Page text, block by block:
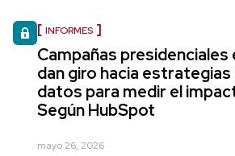
INFORMES
Campañas presidenciales
dan giro hacia estrategias
datos para medir el
Según HubSpot
mayo 26, 2026